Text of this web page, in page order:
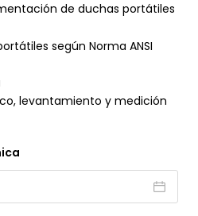
de duchas portátiles
según Norma ANSI
levantamiento y medición